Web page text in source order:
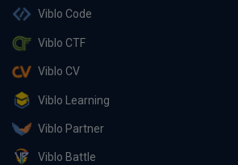
Viblo Code
Viblo CTF
Viblo CV
Viblo Learning
Viblo Partner
Viblo Battle